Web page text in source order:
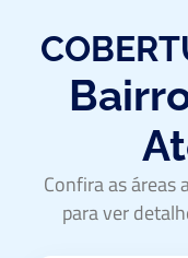
Confira as áreas
para ver